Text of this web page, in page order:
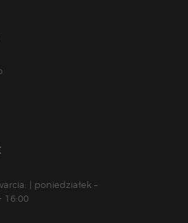
| poniedziałek –
16:00